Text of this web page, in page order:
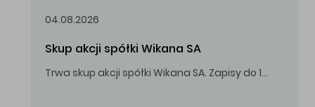
04.08.2026
Skup akcji spółki Wikana SA
Trwa skup akcji spółki Wikana SA. Zapisy do 14.08.2026 r. do godz. 16.00.